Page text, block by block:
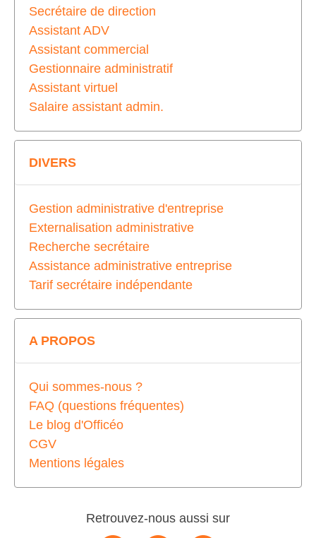
Secrétaire de direction
Assistant ADV
Assistant commercial
Gestionnaire administratif
Assistant virtuel
Salaire assistant admin.
DIVERS
Gestion administrative d'entreprise
Externalisation administrative
Recherche secrétaire
Assistance administrative entreprise
Tarif secrétaire indépendante
A PROPOS
Qui sommes-nous ?
FAQ (questions fréquentes)
Le blog d'Officéo
CGV
Mentions légales
Retrouvez-nous aussi sur